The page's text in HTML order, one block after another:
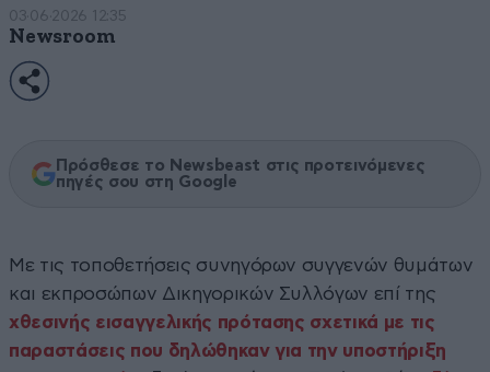
03·06·2026 12:35
Newsroom
Πρόσθεσε το Newsbeast στις προτεινόμενες
πηγές σου στη Google
Με τις τοποθετήσεις συνηγόρων συγγενών θυμάτων
και εκπροσώπων Δικηγορικών Συλλόγων επί της
χθεσινής εισαγγελικής πρότασης σχετικά με τις
παραστάσεις που δηλώθηκαν για την υποστήριξη